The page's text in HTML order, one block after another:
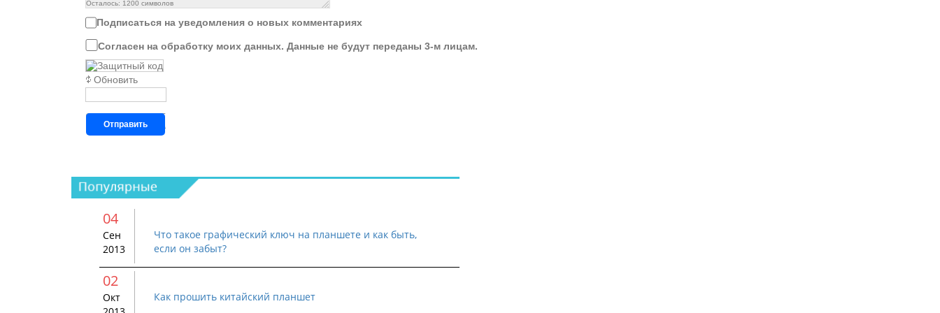
Осталось: 1200 символов
Подписаться на уведомления о новых комментариях
Согласен на обработку моих данных. Данные не будут переданы 3-м лицам.
Обновить
Отправить
04
Сен
2013
Что такое графический ключ на планшете и как быть,
если он забыт?
02
Окт
Как прошить китайский планшет